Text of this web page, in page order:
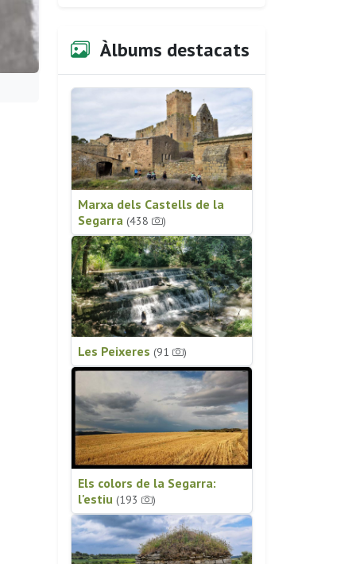
Àlbums destacats
Marxa dels Castells de la
Segarra (438 )
Les Peixeres (91 )
Els colors de la Segarra:
l'estiu (193 )